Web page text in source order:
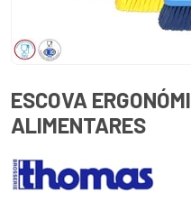
ESCOVA
ALIMENTARES